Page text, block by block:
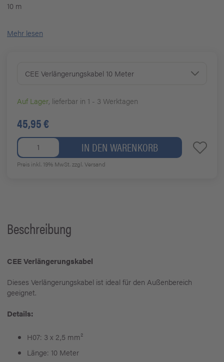
10 m
Mehr lesen
CEE Verlängerungskabel 10 Meter
Auf Lager, lieferbar in 1 - 3 Werktagen
45,95 €
IN DEN WARENKORB
Preis inkl. 19% MwSt.zzgl. Versand
Beschreibung
CEE Verlängerungskabel
Dieses Verlängerungskabel ist ideal für den Außenbereich
geeignet.
Details:
H07: 3 x 2,5 mm²
Länge: 10 Meter